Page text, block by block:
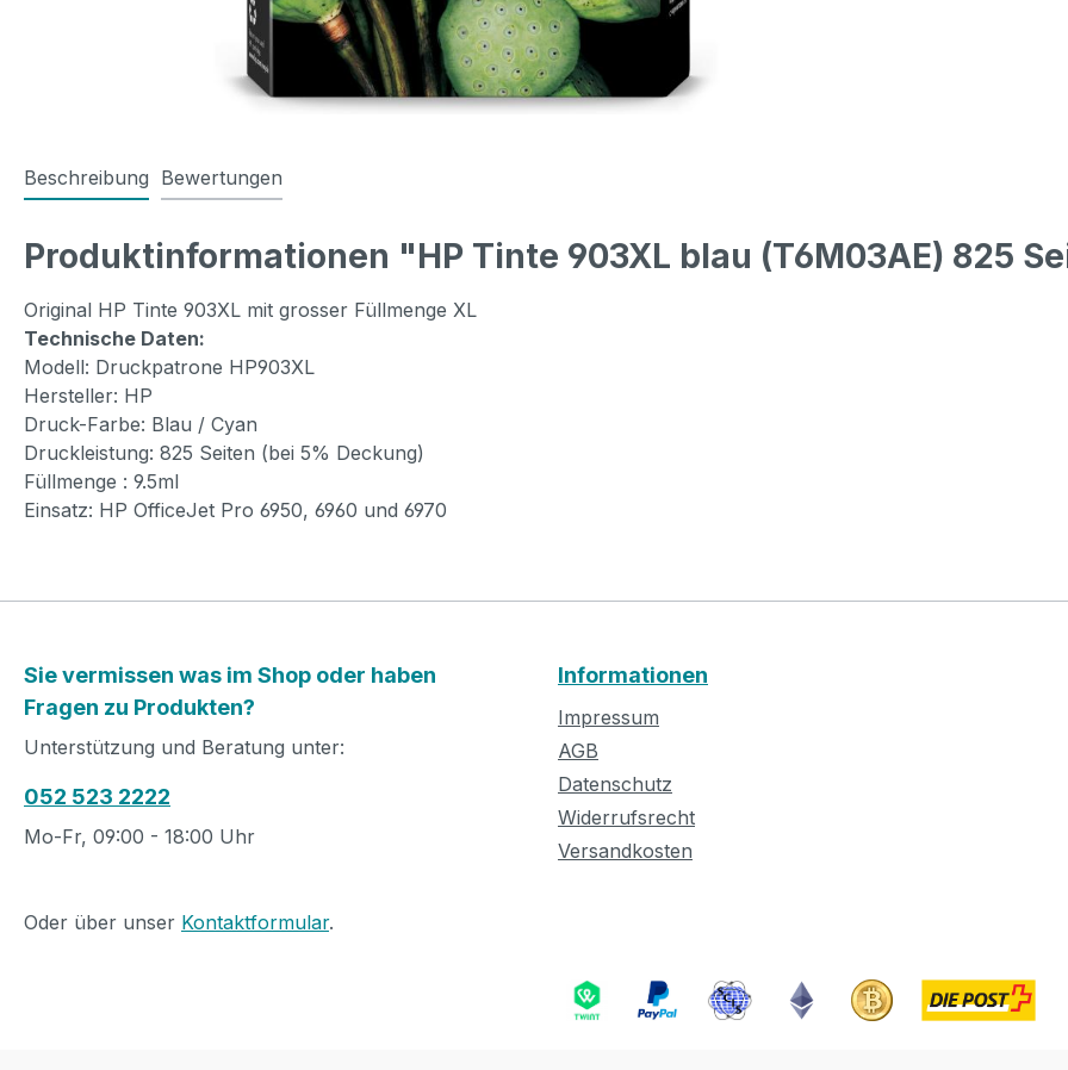
Beschreibung Bewertungen
Produktinformationen "HP Tinte 903XL blau (T6M03AE) 825
Original HP Tinte 903XL mit grosser Füllmenge XL
Technische Daten:
Modell: Druckpatrone HP903XL
Hersteller: HP
Druck-Farbe: Blau / Cyan
Druckleistung: 825 Seiten (bei 5% Deckung)
Füllmenge : 9.5ml
Einsatz: HP OfficeJet Pro 6950, 6960 und 6970
Sie vermissen was im Shop oder haben
Fragen zu Produkten?
Unterstützung und Beratung unter:
052 523 2222
Mo-Fr, 09:00 - 18:00 Uhr
Oder über unser Kontaktformular.
Informationen
Impressum
AGB
Datenschutz
Widerrufsrecht
Versandkosten